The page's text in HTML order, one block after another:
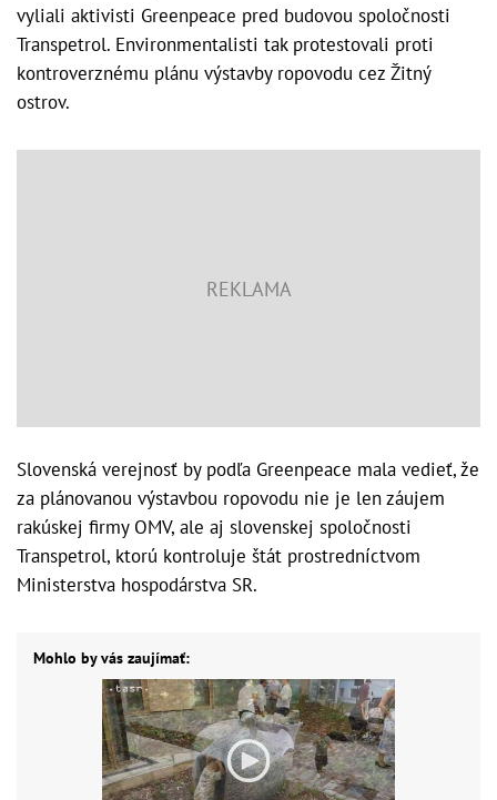
vyliali aktivisti Greenpeace pred budovou spoločnosti
Transpetrol. Environmentalisti tak protestovali proti
kontroverznému plánu výstavby ropovodu cez Žitný
ostrov.
Slovenská verejnosť by podľa Greenpeace mala vedieť, že
za plánovanou výstavbou ropovodu nie je len záujem
rakúskej firmy OMV, ale aj slovenskej spoločnosti
Transpetrol, ktorú kontroluje štát prostredníctvom
Ministerstva hospodárstva SR.
Mohlo by vás zaujímať: